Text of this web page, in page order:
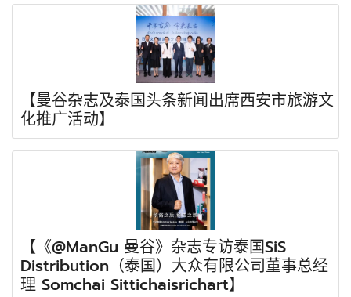
【曼谷杂志及泰国头条新闻出席西安市旅游文
化推广活动】
【《@ManGu 曼谷》杂志专访泰国SiS
Distribution（泰国）大众有限公司董事总经
理 Somchai Sittichaisrichart】